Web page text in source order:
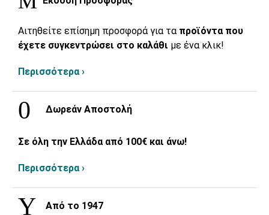
Αιτηθείτε επίσημη προσφορά για τα προϊόντα που
έχετε συγκεντρώσει στο καλάθι με ένα κλικ!
Περισσότερα ›
Δωρεάν Αποστολή
Σε όλη την Ελλάδα από 100€ και άνω!
Περισσότερα ›
Από το 1947